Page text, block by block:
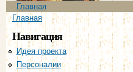
Главное меню
Главная
Вы здесь
Главная
Навигация
Идея проекта
Персоналии